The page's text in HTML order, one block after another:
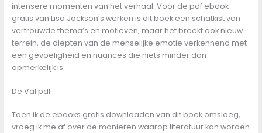
intensere momenten van het verhaal. Voor de pdf ebook
gratis van Lisa Jackson’s werken is dit boek een schatkist van
vertrouwde thema’s en motieven, maar het breekt ook nieuw
terrein, de diepten van de menselijke emotie verkennend met
een gevoeligheid en nuances die niets minder dan
opmerkelijk is.
De Val pdf
Toen ik de ebooks gratis downloaden van dit boek omsloeg,
vroeg ik me af over de manieren waarop literatuur kan worden